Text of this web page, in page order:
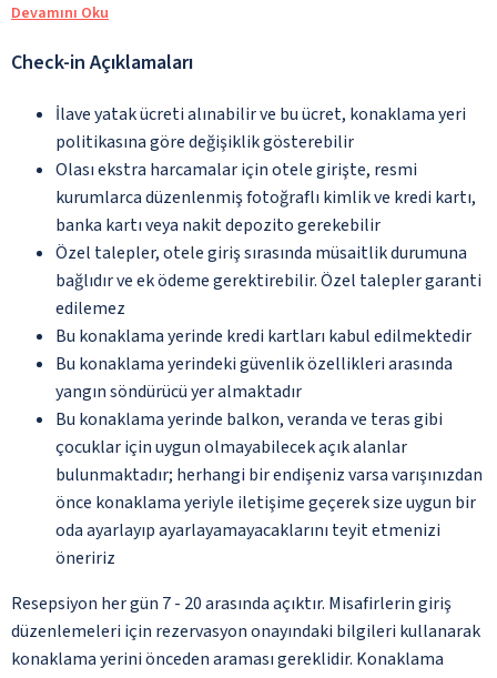
Devamını Oku
Check-in Açıklamaları
İlave yatak ücreti alınabilir ve bu ücret, konaklama yeri
politikasına göre değişiklik gösterebilir
Olası ekstra harcamalar için otele girişte, resmi
kurumlarca düzenlenmiş fotoğraflı kimlik ve kredi kartı,
banka kartı veya nakit depozito gerekebilir
Özel talepler, otele giriş sırasında müsaitlik durumuna
bağlıdır ve ek ödeme gerektirebilir. Özel talepler garanti
edilemez
Bu konaklama yerinde kredi kartları kabul edilmektedir
Bu konaklama yerindeki güvenlik özellikleri arasında
yangın söndürücü yer almaktadır
Bu konaklama yerinde balkon, veranda ve teras gibi
çocuklar için uygun olmayabilecek açık alanlar
bulunmaktadır; herhangi bir endişeniz varsa varışınızdan
önce konaklama yeriyle iletişime geçerek size uygun bir
oda ayarlayıp ayarlayamayacaklarını teyit etmenizi
öneririz
Resepsiyon her gün 7 - 20 arasında açıktır. Misafirlerin giriş
düzenlemeleri için rezervasyon onayındaki bilgileri kullanarak
konaklama yerini önceden araması gereklidir. Konaklama